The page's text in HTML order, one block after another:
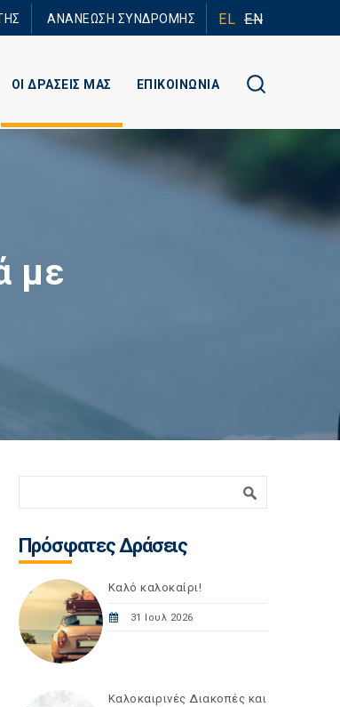
ΑΝΑΝΕΩΣΗ ΣΥΝΔΡΟΜΗΣ EL EN
ΟΙ ΔΡΑΣΕΙΣ ΜΑΣ ΕΠΙΚΟΙΝΩΝΙΑ
με
Πρόσφατες Δράσεις
Καλό καλοκαίρι!
31 Ιουλ 2026
Καλοκαιρινές Διακοπές και